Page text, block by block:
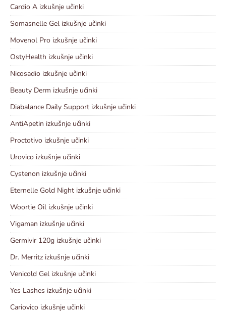
Cardio A izkušnje učinki
Somasnelle Gel izkušnje učinki
Movenol Pro izkušnje učinki
OstyHealth izkušnje učinki
Nicosadio izkušnje učinki
Beauty Derm izkušnje učinki
Diabalance Daily Support izkušnje učinki
AntiApetin izkušnje učinki
Proctotivo izkušnje učinki
Urovico izkušnje učinki
Cystenon izkušnje učinki
Eternelle Gold Night izkušnje učinki
Woortie Oil izkušnje učinki
Vigaman izkušnje učinki
Germivir 120g izkušnje učinki
Dr. Merritz izkušnje učinki
Venicold Gel izkušnje učinki
Yes Lashes izkušnje učinki
Cariovico izkušnje učinki